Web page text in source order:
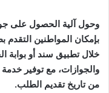
وحول آلية الحصول على
بإمكان المواطنين
خلال تطبيق سند أو بوابة
من تاريخ تقديم الطلب.